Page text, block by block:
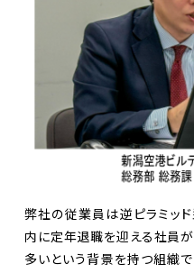
弊社の従業員は逆ピラミッ
内に定年退職を迎える社員
多いという背景を持つ組織